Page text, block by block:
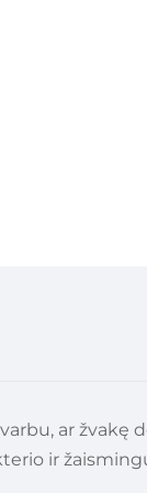
ar žvakę
ir